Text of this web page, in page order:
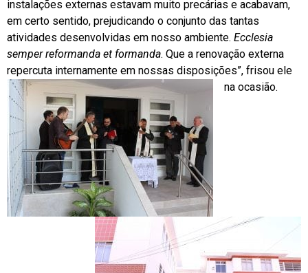
instalações externas estavam muito precárias e acabavam,
em certo sentido, prejudicando o conjunto das tantas
atividades desenvolvidas em nosso ambiente. Ecclesia
semper reformanda et formanda. Que a renovação externa
repercuta internamente em nossas disposições”, frisou ele
na ocasião.